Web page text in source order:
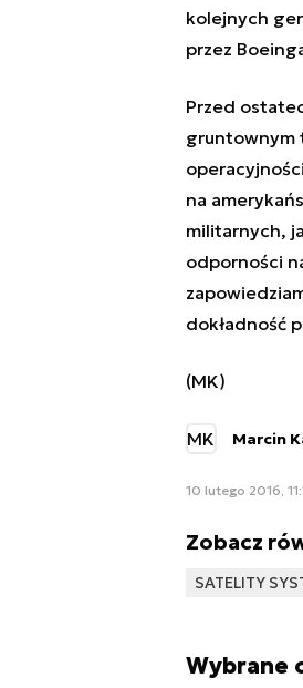
kolejnych
przez
Przed
gruntownym
na
militarnych,
odporności
dokładność
(MK)
MK Marcin
10 lutego 2016,
Zobacz
SATELITY
Wybrane